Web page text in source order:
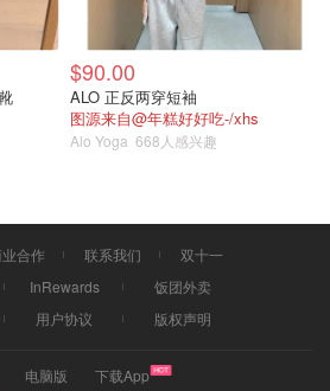
$90.00
ALO 正反两穿短袖
图源来自@年糕好好吃-/xhs
Alo Yoga 668人感兴趣
合作 联系我们
双十一
InRewards
饭团外卖
用户协议 版权声明
电脑版 下载App